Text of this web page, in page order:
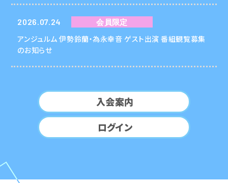
2026.07.24 会員限定
アンジュルム 伊勢鈴蘭・為永幸音 ゲスト出演 番組観覧募集
のお知らせ
入会案内
ログイン